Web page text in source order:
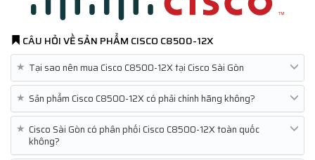
CÂU HỎI VỀ SẢN PHẨM CISCO C8500-12X
★ Tại sao nên mua Cisco C8500-12X tại Cisco Sài Gòn
★ Sản phẩm Cisco C8500-12X có phải chính hãng không?
★ Cisco Sài Gòn có phân phối Cisco C8500-12X toàn quốc
không?